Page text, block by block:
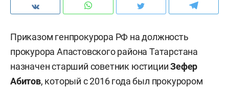
Приказом генпрокурора РФ на должность
прокурора Апастовского района Татарстана
назначен старший советник юстицииЗефер
Абитов, который с 2016 года был прокурором